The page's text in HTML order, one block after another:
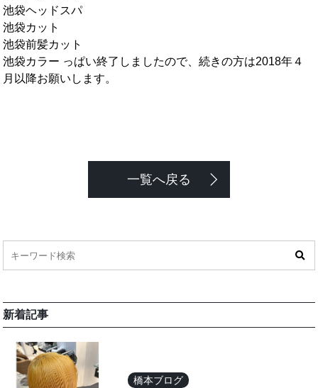
池袋ヘッドスパ
池袋カット
池袋前髪カット
池袋カラー っぱい終了しましたので、続きの方は2018年４
月以降お願いします。
一覧へ戻る
新着記事
橋本ブログ